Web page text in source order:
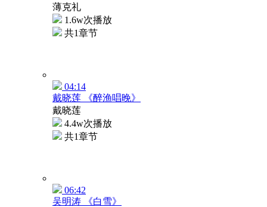
薄克礼
1.6w次播放
共1章节
04:14
戴晓莲 《醉渔唱晚》
戴晓莲
4.4w次播放
共1章节
06:42
吴明涛 《白雪》